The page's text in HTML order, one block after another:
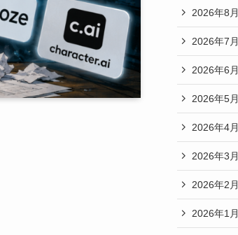
2026年8月
2026年7月
2026年6月
2026年5月
2026年4月
2026年3月
2026年2月
2026年1月